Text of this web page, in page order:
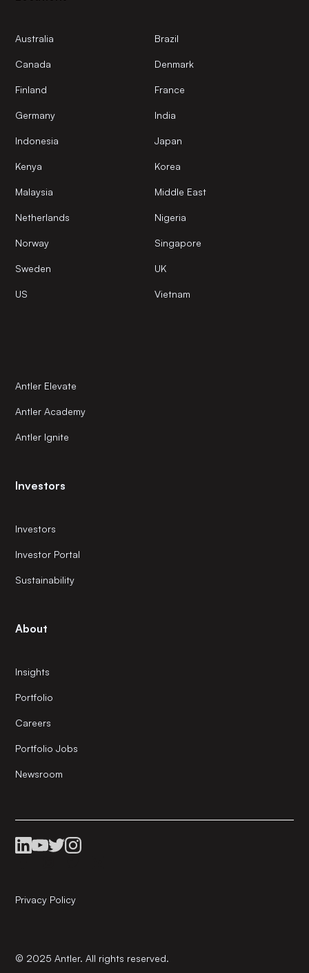
Australia Brazil
Canada Denmark
Finland France
Germany India
Indonesia Japan
Kenya Korea
Malaysia Middle East
Netherlands Nigeria
Norway Singapore
Sweden UK
US Vietnam
Antler Elevate
Antler Academy
Antler Ignite
Investors
Investors
Investor Portal
Sustainability
About
Insights
Portfolio
Careers
Portfolio Jobs
Newsroom
© 2025 Antler. All rights reserved.
Privacy Policy